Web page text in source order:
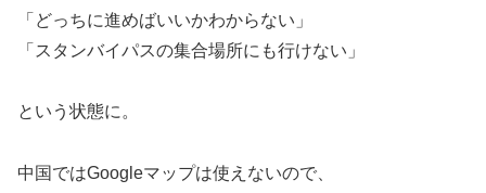
「どっちに進めばいいかわからない」
「スタンバイパスの集合場所にも行けない」
という状態に。
中国ではGoogleマップは使えないので、